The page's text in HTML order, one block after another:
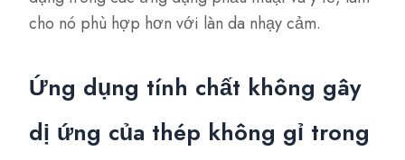
cho nó phù hợp hơn với làn da nhạy cảm.
Ứng dụng tính chất không gây
dị ứng của thép không gỉ trong